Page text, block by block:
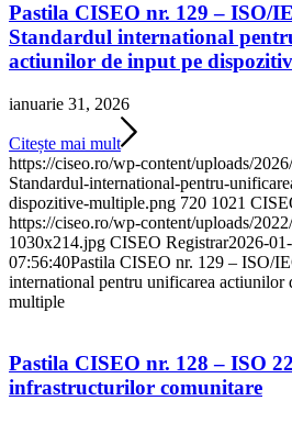
Pastila CISEO nr. 129 – ISO/
Standardul international
actiunilor de input pe
ianuarie 31, 2026
Citește mai mult
https://ciseo.ro/wp-content/uploads/
Standardul-international-pentru-
dispozitive-multiple.png 720 1021
https://ciseo.ro/wp-content/uploads/
1030x214.jpg CISEO Registrar2026-
07:56:40Pastila CISEO nr. 129 – ISO/
international pentru unificarea actiunilor
multiple
Pastila CISEO nr. 128 – ISO
infrastructurilor comunitare